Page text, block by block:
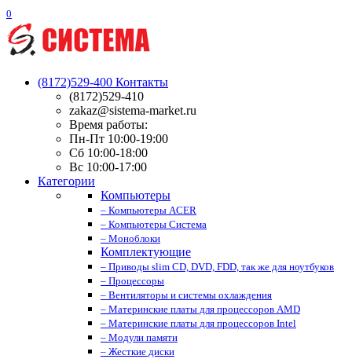
0
(8172)529-400 Контакты
(8172)529-410
zakaz@sistema-market.ru
Время работы:
Пн-Пт 10:00-19:00
Сб 10:00-18:00
Вс 10:00-17:00
Категории
Компьютеры
– Компьютеры ACER
– Компьютеры Система
– Моноблоки
Комплектующие
– Приводы slim CD, DVD, FDD, так же для ноутбуков
– Процессоры
– Вентиляторы и системы охлаждения
– Материнские платы для процессоров AMD
– Материнские платы для процессоров Intel
– Модули памяти
– Жесткие диски